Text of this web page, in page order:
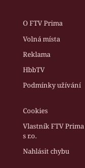
O FTV Prima
Volná místa
Reklama
HbbTV
Podmínky užívání
Cookies
Vlastník FTV
s r.o.
Nahlásit chybu